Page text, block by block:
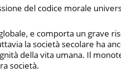
del codice morale
e comporta un grave
la società secolare ha
della vita umana. Il
società.